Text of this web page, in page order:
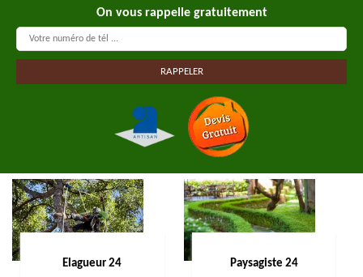
On vous rappelle gratuitement
Elagueur 24 Paysagiste 24